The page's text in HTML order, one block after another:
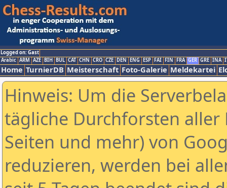
Logged on: Gast
Arabic ARM AZE BIH BUL CAT CHN CRO CZE DEN ENG ESP FAI FIN FRA GER GRE INA
Home TurnierDB Meisterschaft Foto-Galerie Meldekartei
Hinweis: Um die
tägliche Durchforsten aller
Seiten und mehr) von
reduzieren, werden bei